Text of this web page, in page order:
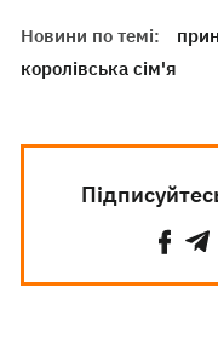
Новини по темі:
королівська сім'я